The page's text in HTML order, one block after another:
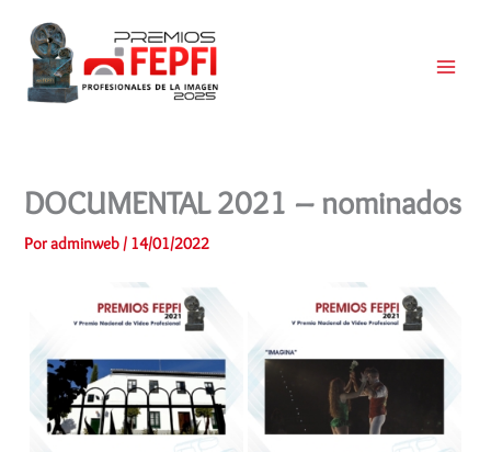
contenido
DOCUMENTAL 2021 – nominados
Poradminweb / 14/01/2022